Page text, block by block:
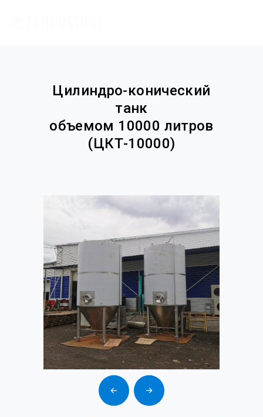
Цилиндро-конический
танк
объемом 10000 литров
(ЦКТ-10000)